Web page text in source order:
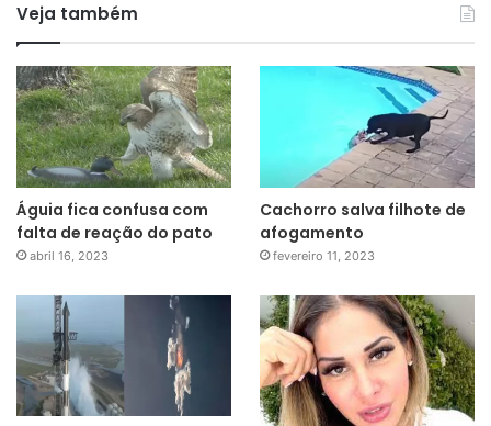
Veja também
Águia fica confusa com
falta de reação do pato
abril 16, 2023
Cachorro salva filhote de
afogamento
fevereiro 11, 2023